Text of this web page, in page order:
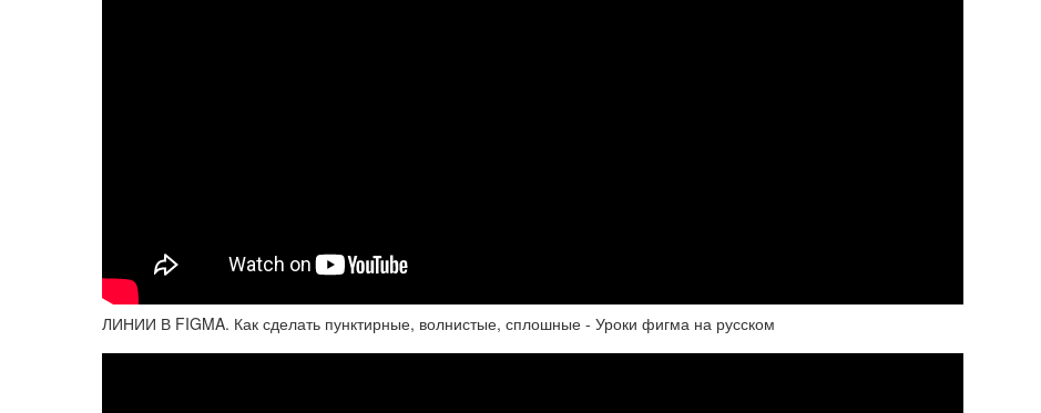
ЛИНИИ В FIGMA. Как сделать пунктирные, волнистые, сплошные - Уроки фигма на русском